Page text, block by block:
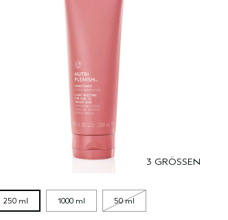
3 GRÖSSEN
250 ml 1000 ml 50 ml